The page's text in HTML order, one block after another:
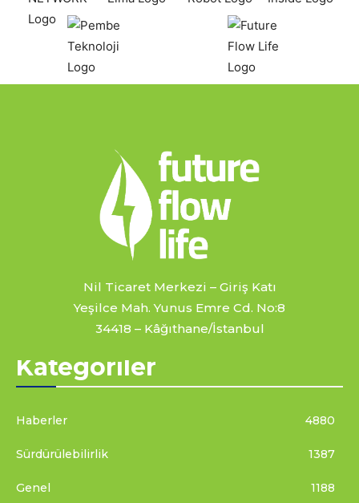
Nil Ticaret Merkezi – Giriş Katı
Yeşilce Mah. Yunus Emre Cd. No:8
34418 – Kâğıthane/İstanbul
Kategoriler
Haberler 4880
Sürdürülebilirlik 1387
Genel 1188